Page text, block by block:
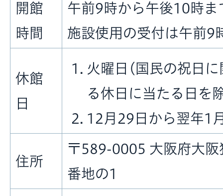
開館
時間
午前9時から午後10時ま
施設使用の受付は午前9
休館
日
火曜日(国民の祝日
る休日に当たる日を
12月29日から翌年1
住所
〒589-0005 大阪府大
番地の1